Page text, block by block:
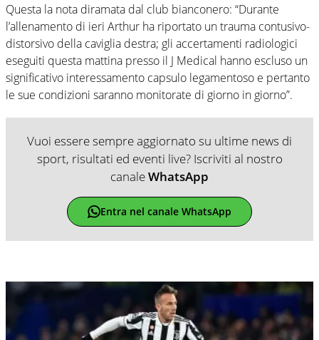
Questa la nota diramata dal club bianconero: “Durante
l’allenamento di ieri Arthur ha riportato un trauma contusivo-
distorsivo della caviglia destra; gli accertamenti radiologici
eseguiti questa mattina presso il J Medical hanno escluso un
significativo interessamento capsulo legamentoso e pertanto
le sue condizioni saranno monitorate di giorno in giorno”.
Vuoi essere sempre aggiornato su ultime news di
sport, risultati ed eventi live? Iscriviti al nostro
canaleWhatsApp
Entra nel canale WhatsApp